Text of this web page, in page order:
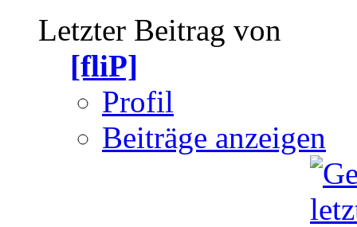
Letzter Beitrag von
[fliP]
Profil
Beiträge anzeigen